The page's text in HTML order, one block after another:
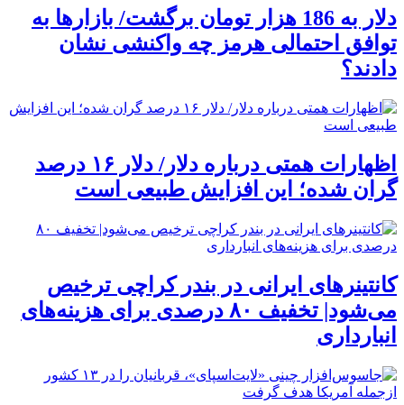
دلار به 186 هزار تومان برگشت/ بازارها به
توافق احتمالی هرمز چه واکنشی نشان
دادند؟
اظهارات همتی درباره دلار/ دلار ۱۶ درصد
گران شده؛ این افزایش طبیعی است
کانتینرهای ایرانی در بندر کراچی ترخیص
می‌شود| تخفیف ۸۰ درصدی برای هزینه‌های
انبارداری